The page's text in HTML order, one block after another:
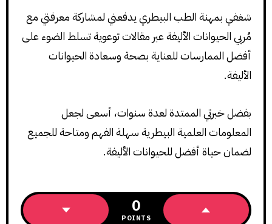
شغفي بمهنة الطب البيطري يدفعني لمشاركة معرفتي مع
مُربي الحيوانات الأليفة عبر مقالات توعوية تسلط الضوء على
أفضل الممارسات للعناية بصحة وسعادة الحيوانات
الأليفة.
بفضل خبرتي الممتدة لعدة سنوات، أسعى لجعل
المعلومات العلمية البيطرية سهلة الفهم ومتاحة للجميع
لضمان حياة أفضل للحيوانات الأليفة.
0
POINTS